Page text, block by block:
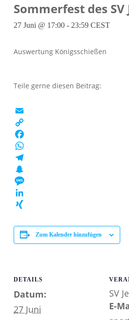
Sommerfest des SV
27 Juni @ 17:00 - 23:59 CEST
Auswertung Königsschießen
Teile gerne diesen Beitrag:
EMAIL
COPY
LINK
FACEBOOK
WHATSAPP
TELEGRAM
SNAPCHAT
MESSAGE
LINKEDIN
Zum Kalender hinzufügen
DETAILS
Datum:
27 Juni
SV
E-